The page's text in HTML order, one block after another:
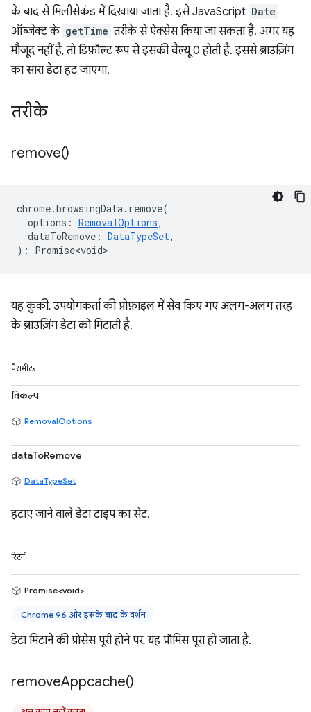
के बाद से मिलीसेकंड में दिखाया जाता है. इसे JavaScript Date
ऑब्जेक्ट के getTime तरीके से ऐक्सेस किया जा सकता है. अगर यह
मौजूद नहीं है, तो डिफ़ॉल्ट रूप से इसकी वैल्यू 0 होती है. इससे ब्राउज़िंग
का सारा डेटा हट जाएगा.
तरीके
remove()
chrome.browsingData. remove(
options : RemovalOptions,
dataToRemove : DataTypeSet,
) : Promise<void>
यह कुकी, उपयोगकर्ता की प्रोफ़ाइल में सेव किए गए अलग-अलग तरह
के ब्राउज़िंग डेटा को मिटाती है.
पैरामीटर
विकल्प
RemovalOptions
dataToRemove
DataTypeSet
हटाए जाने वाले डेटा टाइप का सेट.
रिटर्न
Promise<void>
Chrome 96 और इसके बाद के वर्शन
डेटा मिटाने की प्रोसेस पूरी होने पर, यह प्रॉमिस पूरा हो जाता है.
removeAppcache()